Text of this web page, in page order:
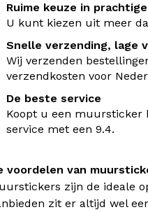
Ruime keuze in
U kunt kiezen uit meer
Snelle verzending, lage
Wij verzenden
verzendkosten voor
De beste service
Koopt u een muursticker
service met een 9.4.
voordelen van
zijn de ideale
zit er altijd wel